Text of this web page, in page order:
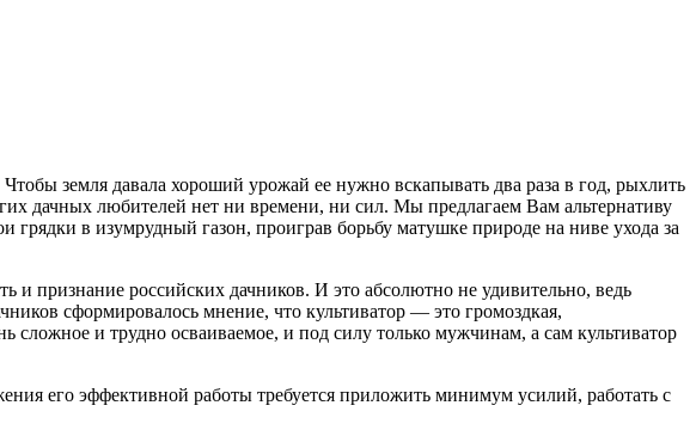
земля давала хороший урожай ее нужно вскапывать два раза в год, рыхлить
дачных любителей нет ни времени, ни сил. Мы предлагаем Вам альтернативу
в изумрудный газон, проиграв борьбу матушке природе на ниве ухода за
и признание российских дачников. И это абсолютно не удивительно, ведь
сформировалось мнение, что культиватор — это громоздкая,
сложное и трудно осваиваемое, и под силу только мужчинам, а сам культиватор
его эффективной работы требуется приложить минимум усилий, работать с